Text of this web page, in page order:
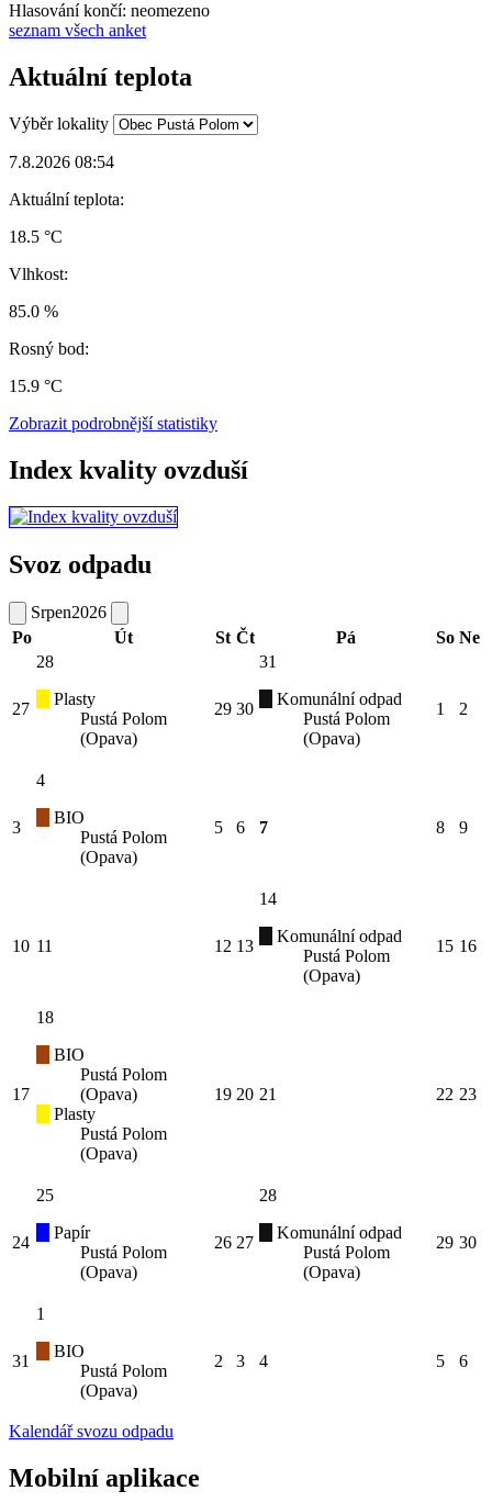
Hlasování končí: neomezeno
seznam všech anket
Aktuální teplota
Výběr lokality
7.8.2026 08:54
Aktuální teplota:
18.5 °C
Vlhkost:
85.0 %
Rosný bod:
15.9 °C
Zobrazit podrobnější statistiky
Index kvality ovzduší
Svoz odpadu
Srpen2026
Po
Út St Čt Pá So Ne
27
28
Plasty
Pustá Polom
(Opava)
29 30
31
Komunální odpad
Pustá Polom
(Opava)
1 2
3
4
BIO
Pustá Polom
(Opava)
5 6 7 8 9
10 11 12 13
14
Komunální odpad
Pustá Polom
(Opava)
15 16
17
18
BIO
Pustá Polom
(Opava)
Plasty
Pustá Polom
(Opava)
19 20 21 22 23
24
25
Papír
Pustá Polom
(Opava)
26 27
28
Komunální odpad
Pustá Polom
(Opava)
29 30
31
1
BIO
Pustá Polom
(Opava)
2 3 4 5 6
Kalendář svozu odpadu
Mobilní aplikace